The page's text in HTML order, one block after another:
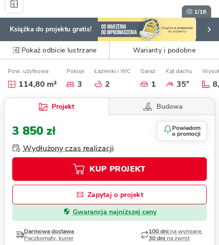
1/16
Książka do projektu gratis!
Pokaż odbicie lustrzane Warianty i podobne
Pow. użytkowa
114,80 m²
Pokoje
3
Łazienki i WC
2
Garaż
1
Kąt dachu
35°
Projekt Budowa
3 850 zł Powiadom
o promocji
Wydłużony czas realizacji
KUP PROJEKT
Zapytaj o projekt
Gwarancja najniższej ceny
Darmowa dostawa
Paczkomaty, kurier
100 dni na wymianę,
30 dni na zwrot